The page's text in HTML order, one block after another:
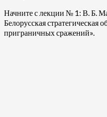
Начните с лекции № 1: В. Б.
Белорусская стратегическая
приграничных сражений».